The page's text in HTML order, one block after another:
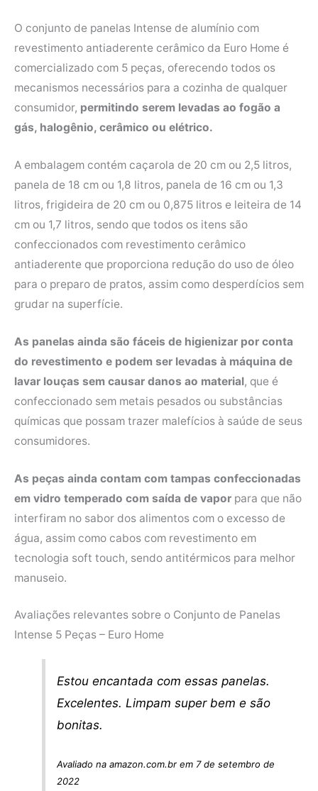
O conjunto de panelas Intense de alumínio com
revestimento antiaderente cerâmico da Euro Home é
comercializado com 5 peças, oferecendo todos os
mecanismos necessários para a cozinha de qualquer
consumidor, permitindo serem levadas ao fogão a
gás, halogênio, cerâmico ou elétrico.
A embalagem contém caçarola de 20 cm ou 2,5 litros,
panela de 18 cm ou 1,8 litros, panela de 16 cm ou 1,3
litros, frigideira de 20 cm ou 0,875 litros e leiteira de 14
cm ou 1,7 litros, sendo que todos os itens são
confeccionados com revestimento cerâmico
antiaderente que proporciona redução do uso de óleo
para o preparo de pratos, assim como desperdícios sem
grudar na superfície.
As panelas ainda são fáceis de higienizar por conta
do revestimento e podem ser levadas à máquina de
lavar louças sem causar danos ao material, que é
confeccionado sem metais pesados ou substâncias
químicas que possam trazer malefícios à saúde de seus
consumidores.
As peças ainda contam com tampas confeccionadas
em vidro temperado com saída de vapor para que não
interfiram no sabor dos alimentos com o excesso de
água, assim como cabos com revestimento em
tecnologia soft touch, sendo antitérmicos para melhor
manuseio.
Avaliações relevantes sobre o Conjunto de Panelas
Intense 5 Peças – Euro Home
Estou encantada com essas panelas.
Excelentes. Limpam super bem e são
bonitas.
Avaliado na amazon.com.br em 7 de setembro de
2022